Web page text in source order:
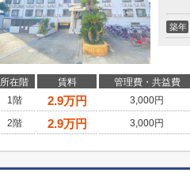
築年
所在階 賃料 管理費・共益費
1階
2.9万円 3,000円
2階
2.9万円 3,000円